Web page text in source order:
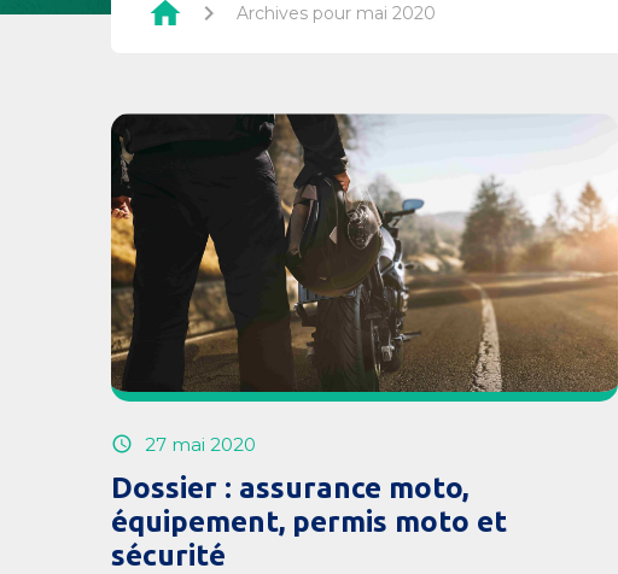
home chevron_right Archives pour mai 2020
27 mai 2020
Dossier : assurance moto,
équipement, permis moto et
sécurité